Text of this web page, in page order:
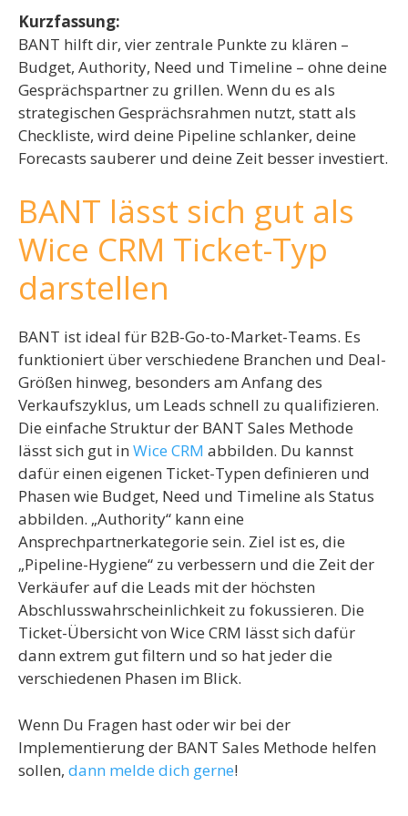
Kurzfassung:
BANT hilft dir, vier zentrale Punkte zu klären –
Budget, Authority, Need und Timeline – ohne deine
Gesprächspartner zu grillen. Wenn du es als
strategischen Gesprächsrahmen nutzt, statt als
Checkliste, wird deine Pipeline schlanker, deine
Forecasts sauberer und deine Zeit besser investiert.
BANT lässt sich gut als
Wice CRM Ticket-Typ
darstellen
BANT ist ideal für B2B-Go-to-Market-Teams. Es
funktioniert über verschiedene Branchen und Deal-
Größen hinweg, besonders am Anfang des
Verkaufszyklus, um Leads schnell zu qualifizieren.
Die einfache Struktur der BANT Sales Methode
lässt sich gut in Wice CRM abbilden. Du kannst
dafür einen eigenen Ticket-Typen definieren und
Phasen wie Budget, Need und Timeline als Status
abbilden. „Authority“ kann eine
Ansprechpartnerkategorie sein. Ziel ist es, die
„Pipeline-Hygiene“ zu verbessern und die Zeit der
Verkäufer auf die Leads mit der höchsten
Abschlusswahrscheinlichkeit zu fokussieren. Die
Ticket-Übersicht von Wice CRM lässt sich dafür
dann extrem gut filtern und so hat jeder die
verschiedenen Phasen im Blick.
Wenn Du Fragen hast oder wir bei der
Implementierung der BANT Sales Methode helfen
sollen, dann melde dich gerne!